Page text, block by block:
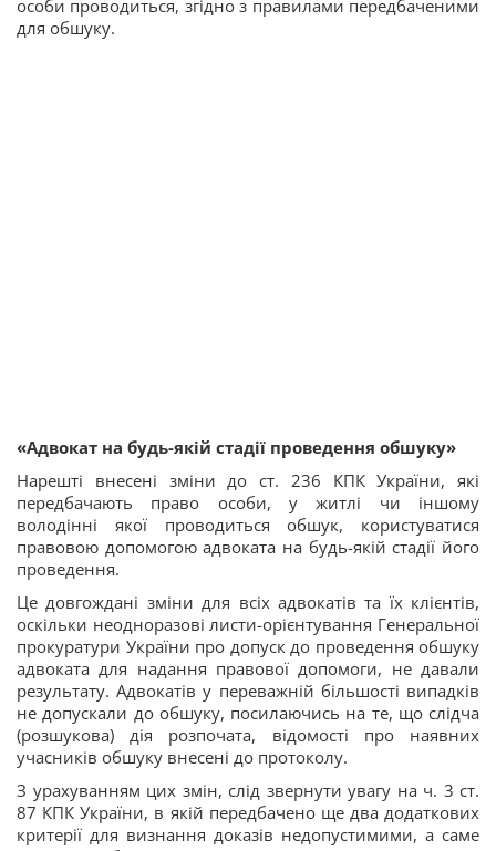
особи проводиться, згідно з правилами передбаченими
для обшуку.
«Адвокат на будь-якій стадії проведення обшуку»
Нарешті внесені зміни до ст. 236 КПК України, які
передбачають право особи, у житлі чи іншому
володінні якої проводиться обшук, користуватися
правовою допомогою адвоката на будь-якій стадії його
проведення.
Це довгождані зміни для всіх адвокатів та їх клієнтів,
оскільки неодноразові листи-орієнтування Генеральної
прокуратури України про допуск до проведення обшуку
адвоката для надання правової допомоги, не давали
результату. Адвокатів у переважній більшості випадків
не допускали до обшуку, посилаючись на те, що слідча
(розшукова) дія розпочата, відомості про наявних
учасників обшуку внесені до протоколу.
З урахуванням цих змін, слід звернути увагу на ч. 3 ст.
87 КПК України, в якій передбачено ще два додаткових
критерії для визнання доказів недопустимими, а саме